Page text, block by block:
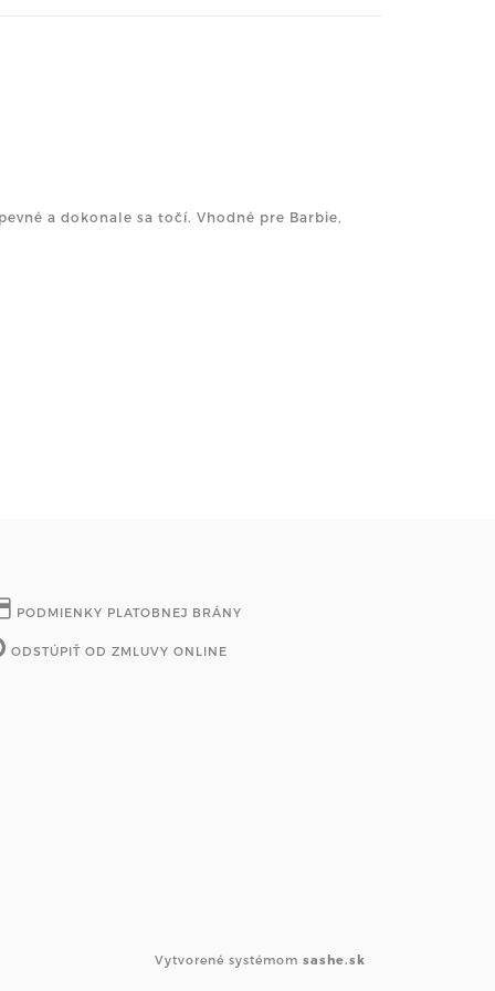
a dokonale sa točí. Vhodné pre Barbie,
PODMIENKY PLATOBNEJ BRÁNY
ODSTÚPIŤ OD ZMLUVY ONLINE
Vytvorené systémom sashe.sk